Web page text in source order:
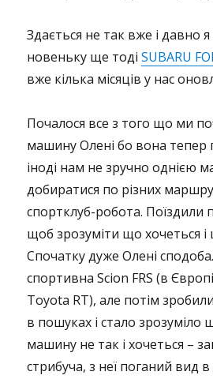
Здається не так вже і давно
новеньку ще тодіSUBARU
вже кілька місяців у нас
Почалося все з того що ми
машину Олені бо вона тепер
іноді нам не зручно однією
добиратися по різних
спортклуб-робота. Поїздили
щоб зрозуміти що хочеться
Спочатку дуже Олені
спортивна Scion FRS (в
Toyota RT), але потім
в пошуках і стало зрозуміло
машину не так і хочеться –
стрибуча, з неї поганий вид